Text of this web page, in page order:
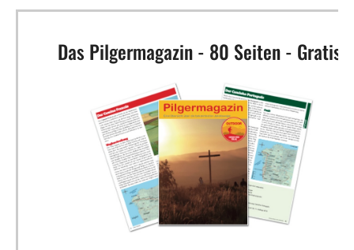
Das Pilgermagazin - 80 Seiten - Gratis!